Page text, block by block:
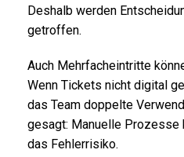
Deshalb werden
getroffen.
Auch Mehrfacheintritte
Wenn Tickets nicht digital
das Team doppelte
gesagt: Manuelle Prozesse
das Fehlerrisiko.